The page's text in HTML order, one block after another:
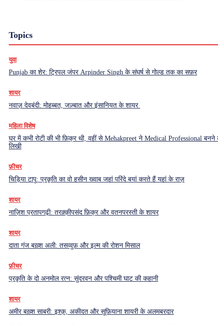
Topics
युवा
Punjab का शेर: ट्रिपल जंपर Arpinder Singh के संघर्ष से गोल्ड तक का सफ़र
शायर
नवाज़ देवबंदी: मोहब्बत, जज़्बात और इंसानियत के शायर
महिला विशेष
घर में कभी रोटी की भी फ़िक्र थी, वहीं से Mehakpreet ने Medical Professional बनने
लिखी
फ़ीचर
चिड़िया टापू: प्रकृति का वो हसीन ख्वाब जहां परिंदे बयां करते हैं यहां के राज़
शायर
नाज़िश प्रतापगढ़ी: तरक़्क़ीपसंद फ़िक्र और वतनपरस्ती के शायर
शायर
दाता गंज बख़्श अली: तसव्वुफ़ और इल्म की रोशन मिसाल
फ़ीचर
प्रकृति के दो अनमोल रत्न: सुंदरवन और पश्चिमी घाट की कहानी
शायर
अमीर बख़्श साबरी: इश्क़, अकीदत और सूफ़ियाना शायरी के अलमबरदार